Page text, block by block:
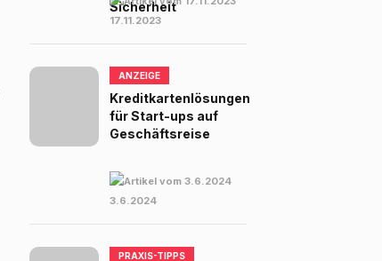
Sicherheit
17.11.2023
ANZEIGE
Kreditkartenlösungen
für Start-ups auf
Geschäftsreise
3.6.2024
PRAXIS-TIPPS